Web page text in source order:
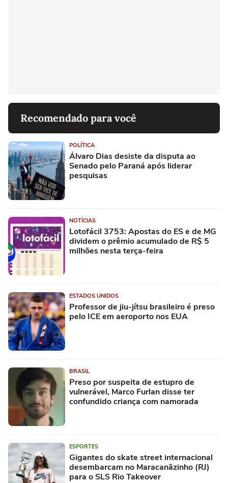
Recomendado para você
POLÍTICA
Álvaro Dias desiste da disputa ao
Senado pelo Paraná após liderar
pesquisas
NOTÍCIAS
Lotofácil 3753: Apostas do ES e de MG
dividem o prêmio acumulado de R$ 5
milhões nesta terça-feira
ESTADOS UNIDOS
Professor de jiu-jítsu brasileiro é preso
pelo ICE em aeroporto nos EUA
BRASIL
Preso por suspeita de estupro de
vulnerável, Marco Furlan disse ter
confundido criança com namorada
ESPORTES
Gigantes do skate street internacional
desembarcam no Maracanãzinho (RJ)
para o SLS Rio Takeover